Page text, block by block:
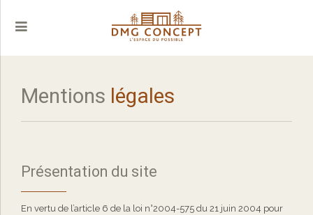
Mentions légales
Présentation du site
En vertu de l’article 6 de la loi n°2004-575 du 21 juin 2004 pour